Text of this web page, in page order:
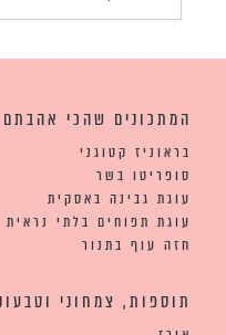
המתכונים שהכי אהבתם
בראוניז קטוגני
סופריטו בשר
עוגת גבינה באסקית
עוגת תפוחים בלתי נראית
חזה עוף בתנור
תוספות, צמחוני